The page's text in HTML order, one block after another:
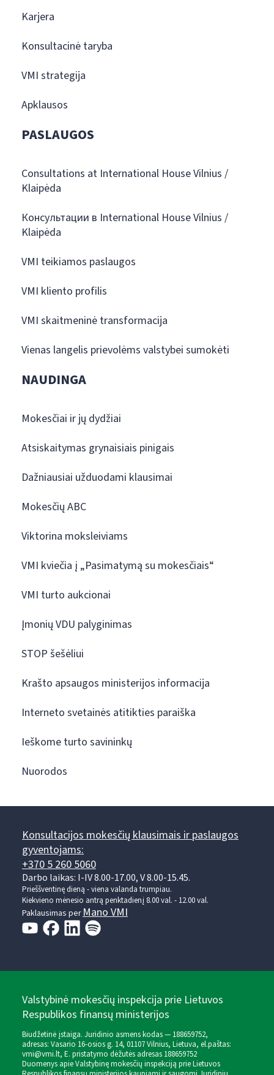
Karjera
Konsultacinė taryba
VMI strategija
Apklausos
PASLAUGOS
Consultations at International House Vilnius /
Klaipėda
Консультации в International House Vilnius /
Klaipėda
VMI teikiamos paslaugos
VMI kliento profilis
VMI skaitmeninė transformacija
Vienas langelis prievolėms valstybei sumokėti
NAUDINGA
Mokesčiai ir jų dydžiai
Atsiskaitymas grynaisiais pinigais
Dažniausiai užduodami klausimai
Mokesčių ABC
Viktorina moksleiviams
VMI kviečia į „Pasimatymą su mokesčiais“
VMI turto aukcionai
Įmonių VDU palyginimas
STOP šešėliui
Krašto apsaugos ministerijos informacija
Interneto svetainės atitikties paraiška
Ieškome turto savininkų
Nuorodos
Konsultacijos mokesčių klausimais ir paslaugos
gyventojams:
+370 5 260 5060
Darbo laikas: I-IV 8.00-17.00, V 8.00-15.45.
Prieššventinę dieną - viena valanda trumpiau.
Kiekvieno mėnesio antrą penktadienį 8.00 val. - 12.00 val.
Paklausimas per Mano VMI
Valstybinė mokesčių inspekcija prie Lietuvos
Respublikos finansų ministerijos
Biudžetinė įstaiga. Juridinio asmens kodas — 188659752,
adresas: Vasario 16-osios g. 14, 01107 Vilnius, Lietuva, el.paštas:
vmi@vmi.lt, E. pristatymo dėžutės adresas 188659752
Duomenys apie Valstybinę mokesčių inspekciją prie Lietuvos